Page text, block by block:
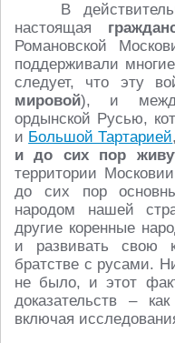
В
настоящая
Романовской
поддерживали
следует, что эту
мировой), и между
ордынской Русью,
и Большой Тартарией
и до сих пор
территории
до сих пор
народом нашей
другие коренные
и развивать свою
братстве с русами.
не было, и этот
доказательств –
включая